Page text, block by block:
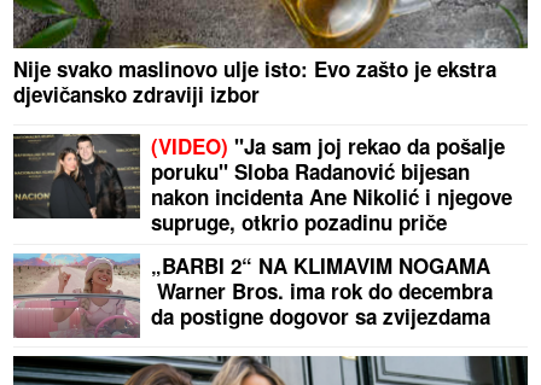
Nije svako maslinovo ulje isto: Evo zašto je ekstra
djevičansko zdraviji izbor
(VIDEO) "Ja sam joj rekao da pošalje
poruku" Sloba Radanović bijesan
nakon incidenta Ane Nikolić i njegove
supruge, otkrio pozadinu priče
„BARBI 2“ NA KLIMAVIM NOGAMA
Warner Bros. ima rok do decembra
da postigne dogovor sa zvijezdama